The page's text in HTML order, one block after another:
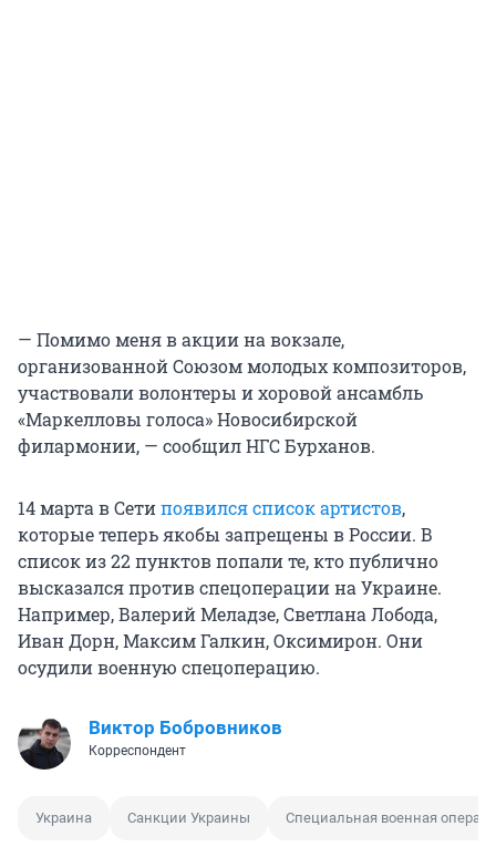
— Помимо меня в акции на вокзале,
организованной Союзом молодых композиторов,
участвовали волонтеры и хоровой ансамбль
«Маркелловы голоса» Новосибирской
филармонии, — сообщил НГС Бурханов.
14 марта в Сетипоявился список артистов,
которые теперь якобы запрещены в России. В
список из 22 пунктов попали те, кто публично
высказался против спецоперации на Украине.
Например, Валерий Меладзе, Светлана Лобода,
Иван Дорн, Максим Галкин, Оксимирон. Они
осудили военную спецоперацию.
Виктор Бобровников
Корреспондент
Украина Санкции Украины Специальная военная